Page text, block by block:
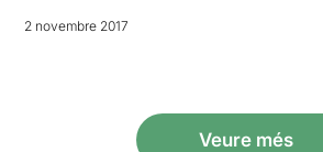
2 novembre 2017
Veure més